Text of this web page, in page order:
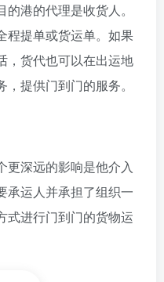
港的代理是收货人。
程提单或货运单。如果
，货代也可以在出运地
提供门到门的服务。
更深远的影响是他介入
承运人并承担了组织一
式进行门到门的货物运